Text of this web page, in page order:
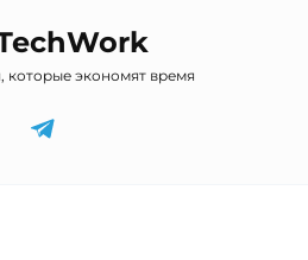
которые экономят время